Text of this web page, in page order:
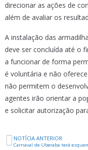
direcionar as ações de
além de avaliar os
A instalação das
deve ser concluída até o
a funcionar de forma
é voluntária e não
não permitem o
agentes irão orientar a
e solicitar autorização
NOTÍCIA ANTERIOR